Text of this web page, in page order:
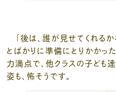
「後は、誰が見せてくれるか
とばかりに準備にとりかかっ
力満点で、他クラスの子ども
姿も、怖そうです。